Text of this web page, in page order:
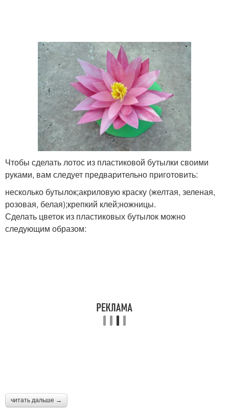
Чтобы сделать лотос из пластиковой бутылки своими
руками, вам следует предварительно приготовить:
несколько бутылок;акриловую краску (желтая, зеленая,
розовая, белая);крепкий клей;ножницы.
Сделать цветок из пластиковых бутылок можно
следующим образом:
читать дальше →